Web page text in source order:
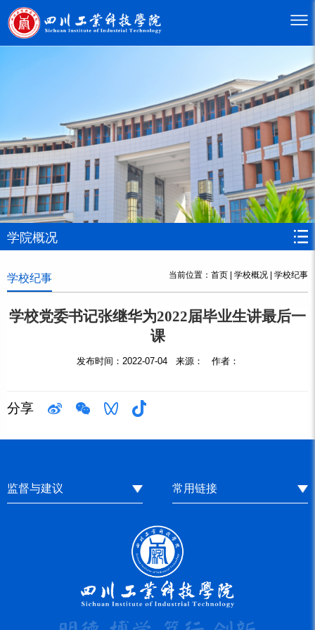
学院概况
学校纪事 当前位置： 首页 | 学校概况 | 学校纪事
学校党委书记张继华为2022届毕业生讲最后一
课
发布时间：2022-07-04 来源： 作者：
分享
监督与建议 常用链接